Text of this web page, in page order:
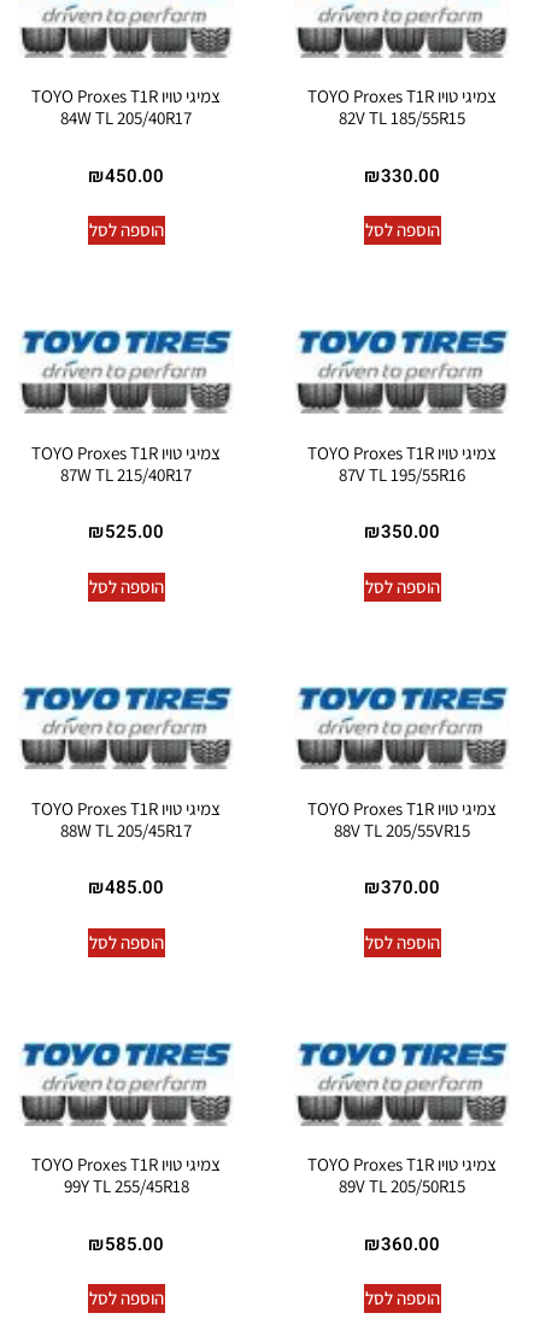
צמיגי טויו TOYO Proxes T1R
82V TL 185/55R15
₪330.00
הוספה לסל
צמיגי טויו TOYO Proxes T1R
84W TL 205/40R17
₪450.00
הוספה לסל
צמיגי טויו TOYO Proxes T1R
87V TL 195/55R16
₪350.00
הוספה לסל
צמיגי טויו TOYO Proxes T1R
87W TL 215/40R17
₪525.00
הוספה לסל
צמיגי טויו TOYO Proxes T1R
88V TL 205/55VR15
₪370.00
הוספה לסל
צמיגי טויו TOYO Proxes T1R
88W TL 205/45R17
₪485.00
הוספה לסל
צמיגי טויו TOYO Proxes T1R
89V TL 205/50R15
₪360.00
הוספה לסל
צמיגי טויו TOYO Proxes T1R
99Y TL 255/45R18
₪585.00
הוספה לסל